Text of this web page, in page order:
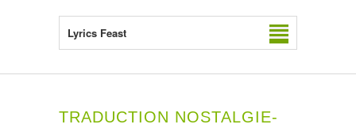
Lyrics Feast
TRADUCTION NOSTALGIE-